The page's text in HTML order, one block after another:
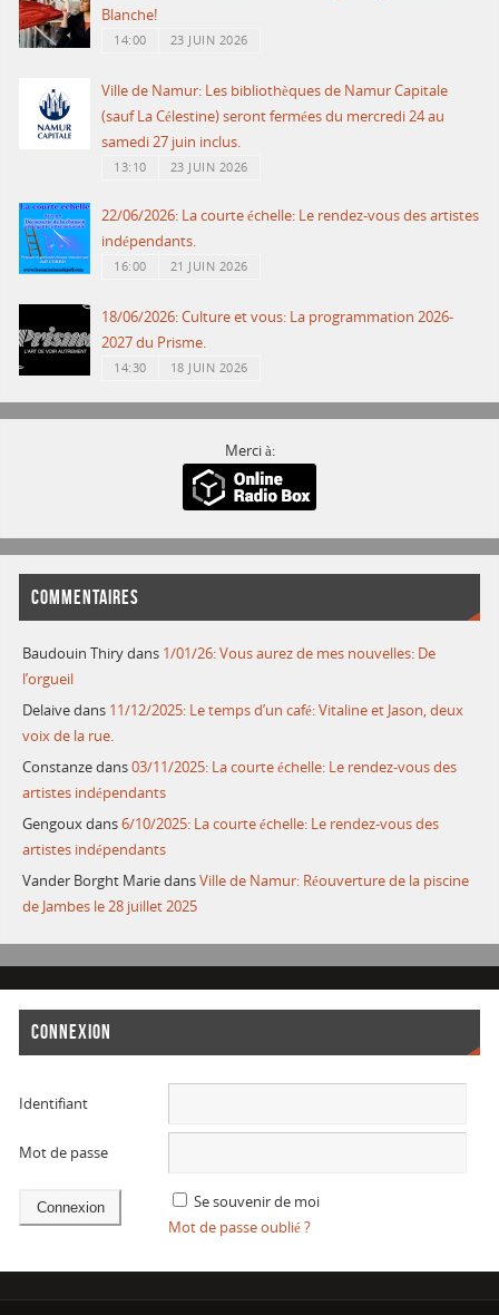
Blanche!
14:00 23 JUIN 2026
Ville de Namur: Les bibliothèques de Namur Capitale
(sauf La Célestine) seront fermées du mercredi 24 au
samedi 27 juin inclus.
13:10 23 JUIN 2026
22/06/2026: La courte échelle: Le rendez-vous des artistes
indépendants.
16:00 21 JUIN 2026
18/06/2026: Culture et vous: La programmation 2026-
2027 du Prisme.
14:30 18 JUIN 2026
Merci à:
COMMENTAIRES
Baudouin Thirydans 1/01/26: Vous aurez de mes nouvelles: De
l’orgueil
Delaivedans 11/12/2025: Le temps d’un café: Vitaline et Jason, deux
voix de la rue.
Constanzedans03/11/2025: La courte échelle: Le rendez-vous des
artistes indépendants
Gengouxdans6/10/2025: La courte échelle: Le rendez-vous des
artistes indépendants
Vander Borght MariedansVille de Namur: Réouverture de la piscine
de Jambes le 28 juillet 2025
CONNEXION
Identifiant
Mot de passe
Se souvenir de moi
Mot de passe oublié ?